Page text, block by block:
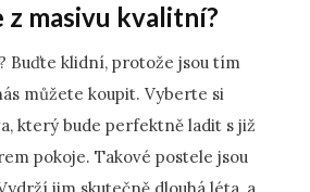
z masivu kvalitní?
Buďte klidní, protože jsou tím
můžete koupit. Vyberte si
který bude perfektně ladit s již
pokoje. Takové postele jsou